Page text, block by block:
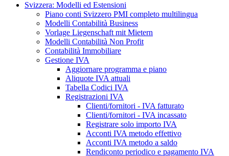
Svizzera: Modelli ed Estensioni
Piano conti Svizzero PMI completo multilingua
Modelli Contabilità Business
Vorlage Liegenschaft mit Mietern
Modelli Contabilità Non Profit
Contabilità Immobiliare
Gestione IVA
Aggiornare programma e piano
Aliquote IVA attuali
Tabella Codici IVA
Registrazioni IVA
Clienti/fornitori - IVA fatturato
Clienti/fornitori - IVA incassato
Registrare solo importo IVA
Acconti IVA metodo effettivo
Acconti IVA metodo a saldo
Rendiconto periodico e pagamento IVA